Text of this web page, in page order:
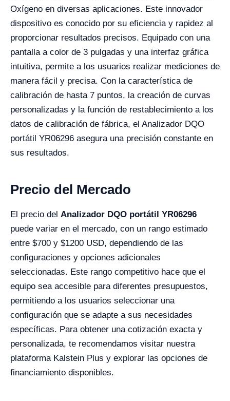
Oxígeno en diversas aplicaciones. Este innovador
dispositivo es conocido por su eficiencia y rapidez al
proporcionar resultados precisos. Equipado con una
pantalla a color de 3 pulgadas y una interfaz gráfica
intuitiva, permite a los usuarios realizar mediciones de
manera fácil y precisa. Con la característica de
calibración de hasta 7 puntos, la creación de curvas
personalizadas y la función de restablecimiento a los
datos de calibración de fábrica, el Analizador DQO
portátil YR06296 asegura una precisión constante en
sus resultados.
Precio del Mercado
El precio del Analizador DQO portátil YR06296
puede variar en el mercado, con un rango estimado
entre $700 y $1200 USD, dependiendo de las
configuraciones y opciones adicionales
seleccionadas. Este rango competitivo hace que el
equipo sea accesible para diferentes presupuestos,
permitiendo a los usuarios seleccionar una
configuración que se adapte a sus necesidades
específicas. Para obtener una cotización exacta y
personalizada, te recomendamos visitar nuestra
plataforma Kalstein Plus y explorar las opciones de
financiamiento disponibles.